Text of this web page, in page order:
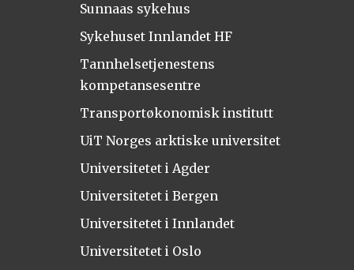
Sunnaas sykehus
Sykehuset Innlandet HF
Tannhelsetjenestens
kompetansesentre
Transportøkonomisk institutt
UiT Norges arktiske universitet
Universitetet i Agder
Universitetet i Bergen
Universitetet i Innlandet
Universitetet i Oslo